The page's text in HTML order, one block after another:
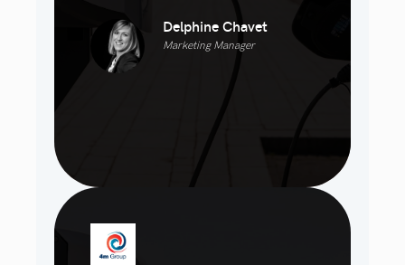
Delphine Chavet
Marketing Manager